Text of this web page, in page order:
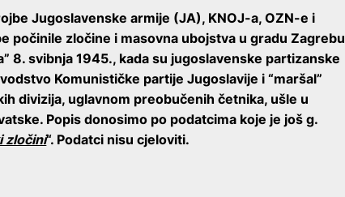
Jugoslavenske armije (JA), KNOJ-a, OZN-e i
počinile zločine i masovna ubojstva u gradu Zagrebu
8. svibnja 1945., kada su jugoslavenske partizanske
Komunističke partije Jugoslavije i “maršal”
divizija, uglavnom preobučenih četnika, ušle u
Popis donosimo po podatcima koje je još g.
zločini“. Podatci nisu cjeloviti.